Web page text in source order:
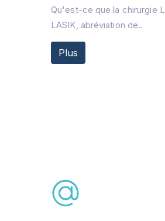
Qu'est-ce que la chirurgie
LASIK, abréviation de..
Plus